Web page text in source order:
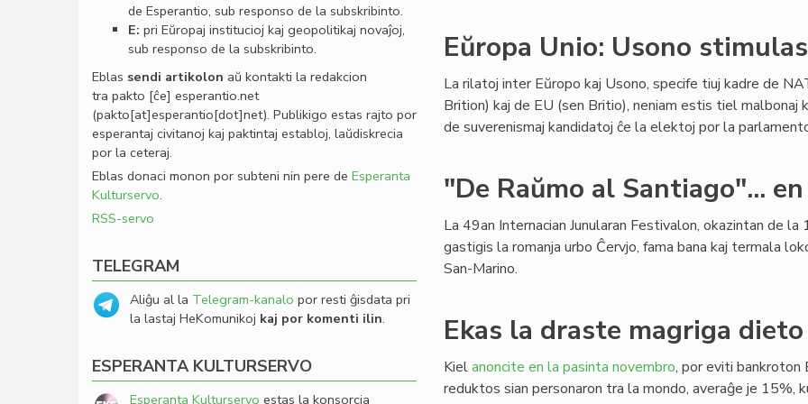
Eŭropa Unio: Usono
La rilatoj inter Eŭropo kaj Usono, specife tiuj kadre de
Brition) kaj de EU (sen Britio), neniam estis tiel malbonaj
de suverenismaj kandidatoj ĉe la elektoj por la
"De Raŭmo al Santiago"...
La 49an Internacian Junularan Festivalon, okazintan de la
gastigis la romanja urbo Ĉervjo, fama bana kaj termala
San-Marino.
Ekas la draste magriga
Kielanoncite en la pasinta novembro, por eviti bankroton
reduktos sian personaron tra la mondo, averaĝe je 15%,
de Esperantio, sub responso de la subskribinto.
E: pri Eŭropaj institucioj kaj geopolitikaj novaĵoj,
sub responso de la subskribinto.
Eblas sendi artikolon aŭ kontakti la redakcion
tra pakto [ĉe] esperantio.net
(pakto[at]esperantio[dot]net). Publikigo estas rajto por
esperantaj civitanoj kaj paktintaj establoj, laŭdiskrecia
por la ceteraj.
Eblas donaci monon por subteni nin pere de Esperanta
Kulturservo.
RSS-servo
TELEGRAM
Aliĝu al la Telegram-kanalo por resti ĝisdata pri
la lastaj HeKomunikoj kaj por komenti ilin.
ESPERANTA KULTURSERVO
Esperanta Kulturservo estas la konsorcia